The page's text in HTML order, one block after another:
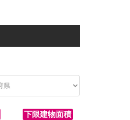
下限建物面積